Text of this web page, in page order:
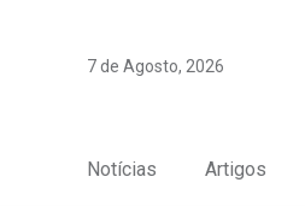
7 de Agosto, 2026
Notícias Artigos